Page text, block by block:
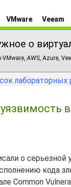
VMware Veeam
о
VMware, AWS, Azure,
лабораторных
о
кода
Common